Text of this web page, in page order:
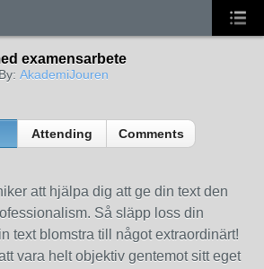
examensarbete
AkademiJouren
Attending Comments
att hjälpa dig att ge din text den
Så släpp loss din
text blomstra till något extraordinärt!
vara helt objektiv gentemot sitt eget